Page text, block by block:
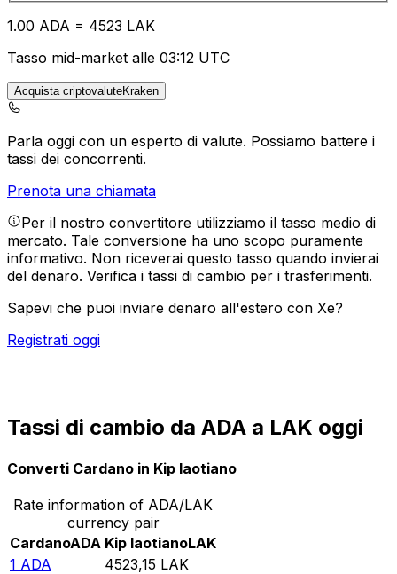
1.00 ADA = 4523 LAK
Tasso mid-market alle 03:12 UTC
Acquista criptovaluteKraken
Parla oggi con un esperto di valute. Possiamo battere i
tassi dei concorrenti.
Prenota una chiamata
Per il nostro convertitore utilizziamo il tasso medio di
mercato. Tale conversione ha uno scopo puramente
informativo. Non riceverai questo tasso quando invierai
del denaro. Verifica i tassi di cambio per i trasferimenti.
Sapevi che puoi inviare denaro all'estero con Xe?
Registrati oggi
Tassi di cambio da ADA a LAK oggi
Converti Cardano in Kip laotiano
Rate information of ADA/LAK
currency pair
CardanoADA Kip laotianoLAK
1 ADA 4523,15 LAK